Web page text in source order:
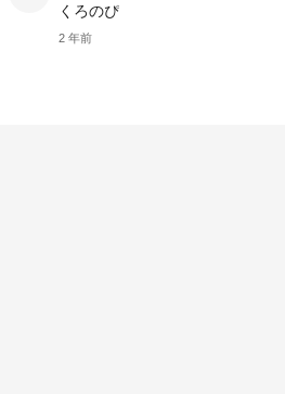
くろのぴ
2 年前